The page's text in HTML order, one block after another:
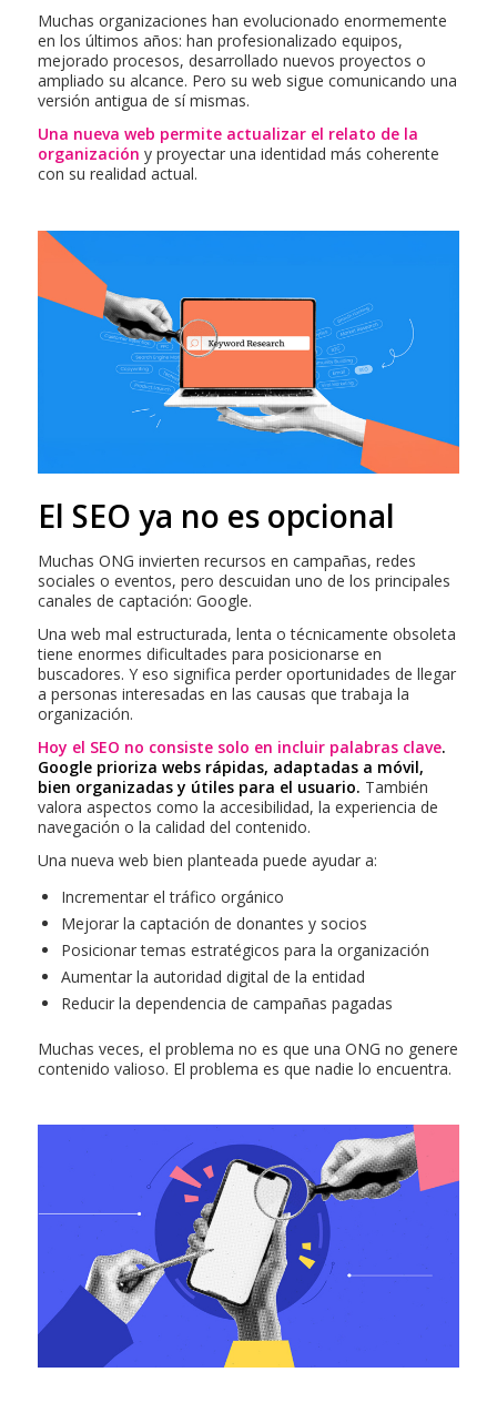
Muchas organizaciones han evolucionado enormemente
en los últimos años: han profesionalizado equipos,
mejorado procesos, desarrollado nuevos proyectos o
ampliado su alcance. Pero su web sigue comunicando una
versión antigua de sí mismas.
Una nueva web permite actualizar el relato de la
organización y proyectar una identidad más coherente
con su realidad actual.
El SEO ya no es opcional
Muchas ONG invierten recursos en campañas, redes
sociales o eventos, pero descuidan uno de los principales
canales de captación: Google.
Una web mal estructurada, lenta o técnicamente obsoleta
tiene enormes dificultades para posicionarse en
buscadores. Y eso significa perder oportunidades de llegar
a personas interesadas en las causas que trabaja la
organización.
Hoy el SEO no consiste solo en incluir palabras clave.
Google prioriza webs rápidas, adaptadas a móvil,
bien organizadas y útiles para el usuario. También
valora aspectos como la accesibilidad, la experiencia de
navegación o la calidad del contenido.
Una nueva web bien planteada puede ayudar a:
Incrementar el tráfico orgánico
Mejorar la captación de donantes y socios
Posicionar temas estratégicos para la organización
Aumentar la autoridad digital de la entidad
Reducir la dependencia de campañas pagadas
Muchas veces, el problema no es que una ONG no genere
contenido valioso. El problema es que nadie lo encuentra.